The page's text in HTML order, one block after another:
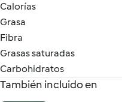
Calorías
Grasa
Fibra
Grasas saturadas
Carbohidratos
También incluido en